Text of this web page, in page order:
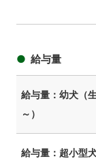
給与量
給与量：幼犬（
～）
給与量：超小型